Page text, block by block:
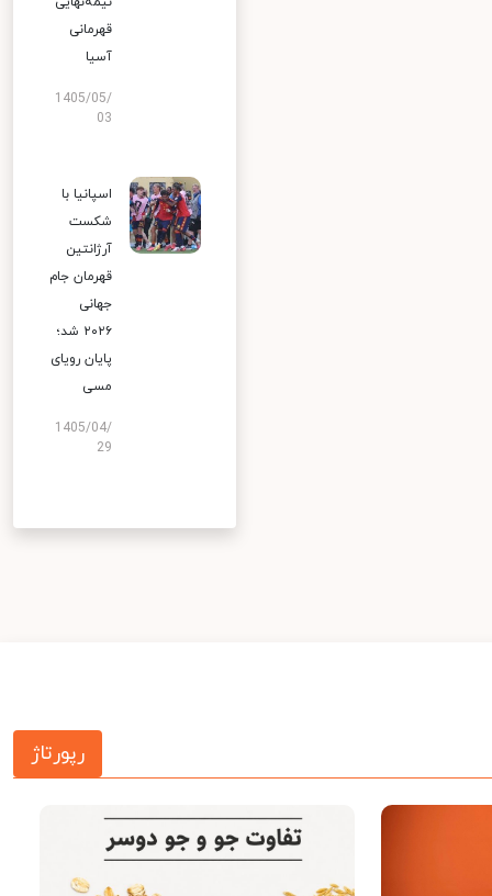
قهرمانی
آسیا
1405/05/
03
اسپانیا با
شکست
آرژانتین
قهرمان جام
جهانی
۲۰۲۶ شد؛
پایان رویای
مسی
1405/04/
29
رپورتاژ